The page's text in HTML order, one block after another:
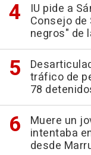
IU pide a
Consejo
negros" de
tráfico de
78
Muere un
intentaba
desde